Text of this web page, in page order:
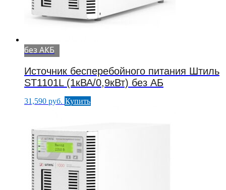
без АКБ
Источник бесперебойного питания Штиль
ST1101L (1кВА/0,9кВт) без АБ
31,590 руб. Купить